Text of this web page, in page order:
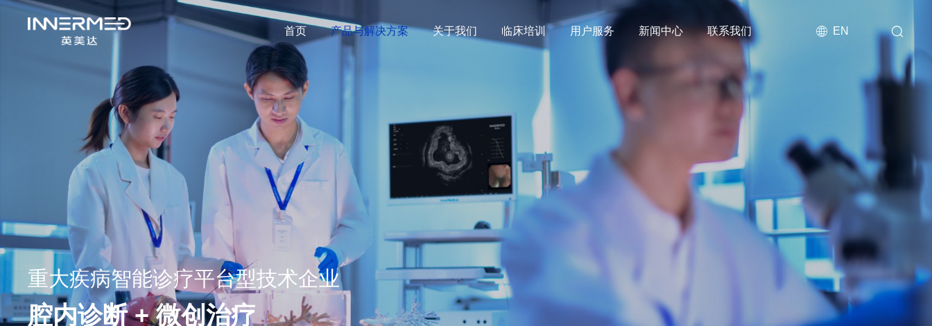
首页 产品与解决方案 关于我们 临床培训 用户服务 新闻中心 联系我们 EN
重大疾病智能诊疗平台型技术企业
腔内诊断 + 微创治疗